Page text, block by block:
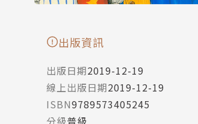
出版資訊
出版日期2019-12-19
線上出版日期2019-12-19
ISBN9789573405245
分級普級